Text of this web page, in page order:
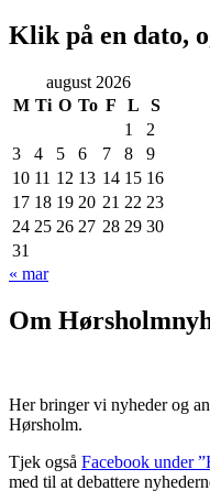
Klik på en dato,
august 2026
M Ti O To F L
S
1
2
3
4 5 6 7 8
9
10 11 12 13 14 15 16
17 18 19 20 21 22 23
24 25 26 27 28 29 30
31
« mar
Om
Her bringer vi nyheder og
Hørsholm.
Tjek også Facebook under
med til at debattere